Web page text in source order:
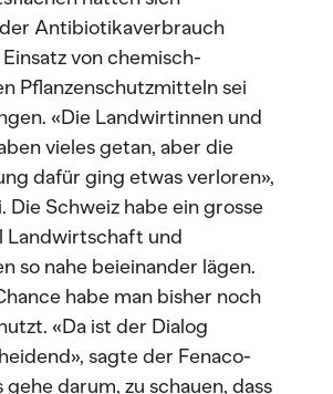
Antibiotikaverbrauch
von chemisch-
Pflanzenschutzmitteln sei
«Die Landwirtinnen und
vieles getan, aber die
dafür ging etwas verloren»,
Die Schweiz habe ein grosse
Landwirtschaft und
so nahe beieinander lägen.
habe man bisher noch
«Da ist der Dialog
sagte der Fenaco-
darum, zu schauen, dass